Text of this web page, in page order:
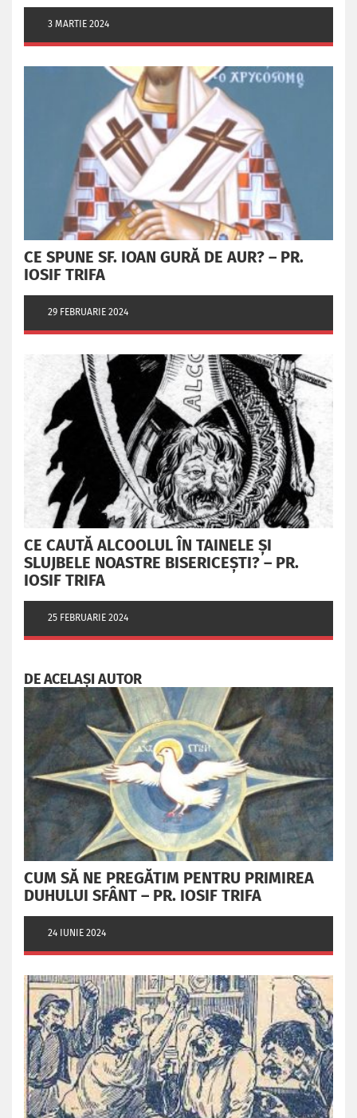
3 MARTIE 2024
CE SPUNE SF. IOAN GURĂ DE AUR? – PR.
IOSIF TRIFA
29 FEBRUARIE 2024
CE CAUTĂ ALCOOLUL ÎN TAINELE ŞI
SLUJBELE NOASTRE BISERICEŞTI? – PR.
IOSIF TRIFA
25 FEBRUARIE 2024
DE ACELAȘI AUTOR
CUM SĂ NE PREGĂTIM PENTRU PRIMIREA
DUHULUI SFÂNT – PR. IOSIF TRIFA
24 IUNIE 2024